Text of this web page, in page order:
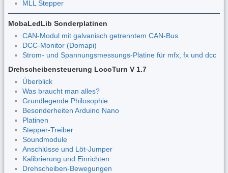
MLL Stepper
MobaLedLib Sonderplatinen
CAN-Modul mit galvanisch getrenntem CAN-Bus
DCC-Monitor (Domapi)
Strom- und Spannungsmessungs-Platine für mfx, fx und dcc
Drehscheibensteuerung LocoTurn V 1.7
Überblick
Was braucht man alles?
Grundlegende Philosophie
Besonderheiten Arduino Nano
Platinen
Stepper-Treiber
Soundmodule
Anschlüsse und Löt-Jumper
Kalibrierung und Einrichten
Drehscheiben-Bewegungen